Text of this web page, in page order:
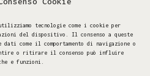
tecnologie come i cookie per
del dispositivo. Il consenso a queste
come il comportamento di navigazione o
o ritirare il consenso può influire
e funzioni.